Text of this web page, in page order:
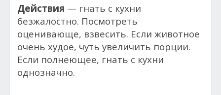
Действия — гнать с кухни
безжалостно. Посмотреть
оценивающе, взвесить. Если животное
очень худое, чуть увеличить порции.
Если полнеющее, гнать с кухни
однозначно.